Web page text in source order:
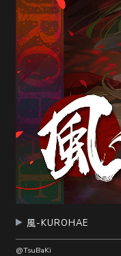
風-KUROHAE
@TsuBaKi